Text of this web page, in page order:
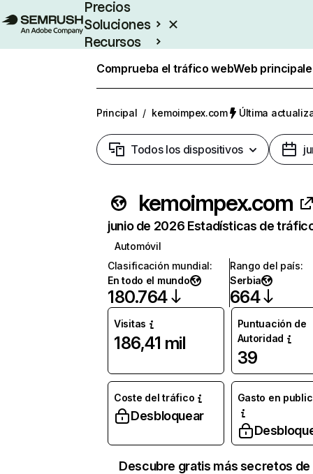
Precios
Soluciones
Recursos
Comprueba el tráfico webWeb
Principal / kemoimpex.com Última
Todos los dispositivos
kemoimpex.com
junio de 2026 Estadísticas de
Automóvil
Clasificación mundial:
En todo el mundo
180.764
Rango del país:
Serbia
664
Visitas
186,41 mil
Puntuación de
Autoridad
39
Coste del tráfico
Desbloquear
Gasto en
Descubre gratis más secretos de